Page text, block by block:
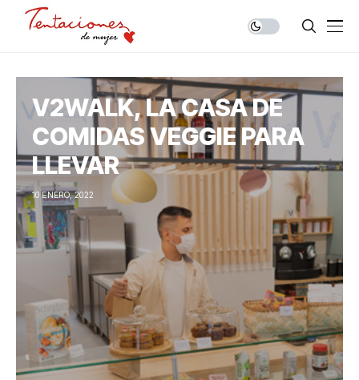
V2WALK, LA CASA DE
COMIDAS VEGGIE PARA
LLEVAR
10 ENERO, 2022